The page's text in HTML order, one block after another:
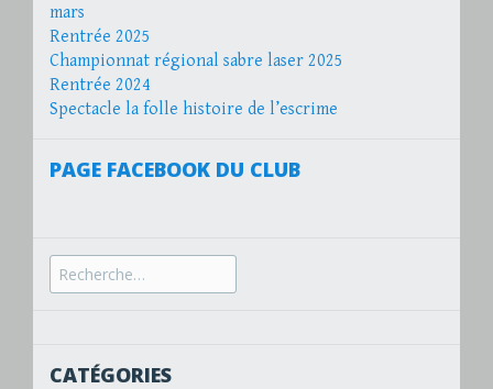
mars
Rentrée 2025
Championnat régional sabre laser 2025
Rentrée 2024
Spectacle la folle histoire de l’escrime
PAGE FACEBOOK DU CLUB
Recherche
pour :
CATÉGORIES